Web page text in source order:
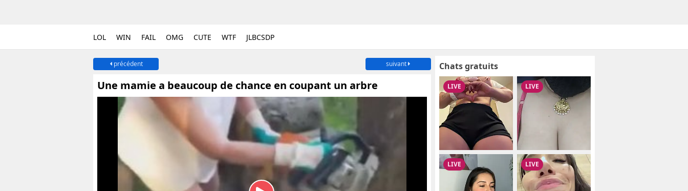
LOL WIN FAIL OMG CUTE WTF JLBCSDP
précédent suivant
Une mamie a beaucoup de chance en coupant un arbre
Chats gratuits